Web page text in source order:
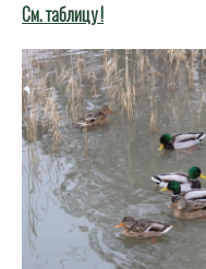
См. таблицу !